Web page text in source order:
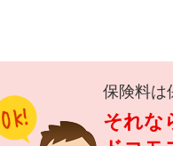
保険料は
それな